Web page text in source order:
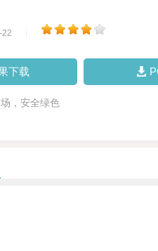
22
下载
，安全绿色